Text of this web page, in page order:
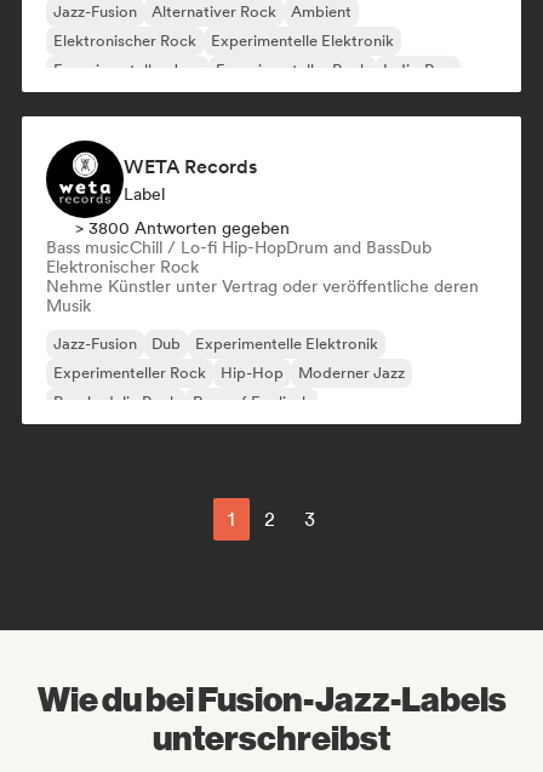
Jazz-Fusion Alternativer Rock
Ambient
Elektronischer Rock
Experimentelle Elektronik
Experimenteller Jazz
Experimenteller Rock Indie-Pop
WETA Records
Label
> 3800 Antworten gegeben
Bass musicChill / Lo-fi Hip-HopDrum and BassDub
Elektronischer Rock
Nehme Künstler unter Vertrag oder veröffentliche deren
Musik
Jazz-Fusion Dub
Experimentelle Elektronik
Experimenteller Rock
Hip-Hop
Moderner Jazz
Psychedelic Rock
Rap auf Englisch
1 2 3
Wie du bei Fusion-Jazz-Labels
unterschreibst